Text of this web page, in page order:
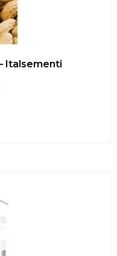
Italsementi